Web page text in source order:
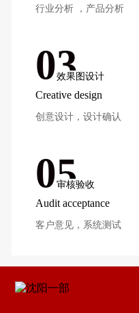
行业分析 ，产品分析
03效果图设计
Creative design
创意设计，设计确认
05
审核验收
Audit acceptance
客户意见，系统测试